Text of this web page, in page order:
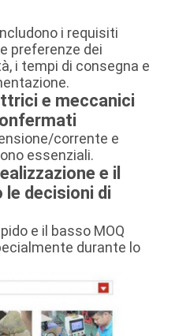
i requisiti
preferenze dei
i tempi di consegna e
e meccanici
corrente e
essenziali.
e il
le decisioni di
e il basso MOQ
durante lo